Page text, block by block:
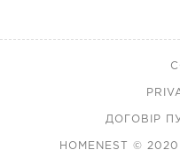
ДОГОВІР
HOMENEST ©